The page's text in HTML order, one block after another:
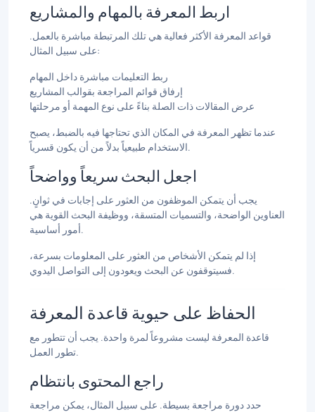
اربط المعرفة بالمهام والمشاريع
قواعد المعرفة الأكثر فعالية هي تلك المرتبطة مباشرة بالعمل.
على سبيل المثال:
ربط التعليمات مباشرة داخل المهام
إرفاق قوائم المراجعة بقوالب المشاريع
عرض المقالات ذات الصلة بناءً على نوع المهمة أو مرحلتها
عندما تظهر المعرفة في المكان الذي تحتاجها فيه بالضبط، يصبح
الاستخدام طبيعياً بدلاً من أن يكون قسرياً.
اجعل البحث سريعاً وواضحاً
يجب أن يتمكن الموظفون من العثور على إجابات في ثوانٍ.
العناوين الواضحة، والتسميات المتسقة، ووظيفة البحث القوية هي
أمور أساسية.
إذا لم يتمكن الأشخاص من العثور على المعلومات بسرعة،
فسيتوقفون عن البحث ويعودون إلى التواصل اليدوي.
الحفاظ على حيوية قاعدة المعرفة
قاعدة المعرفة ليست مشروعاً لمرة واحدة. يجب أن تتطور مع
تطور العمل.
راجع المحتوى بانتظام
حدد دورة مراجعة بسيطة. على سبيل المثال، يمكن مراجعة